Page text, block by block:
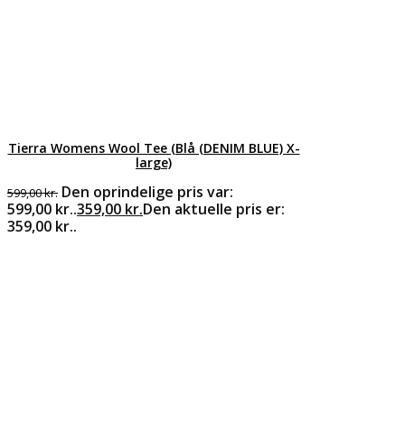
Tierra Womens Wool Tee (Blå (DENIM BLUE) X-
large)
599,00kr. Den oprindelige pris var:
599,00 kr..359,00 kr.Den aktuelle pris er:
359,00 kr..